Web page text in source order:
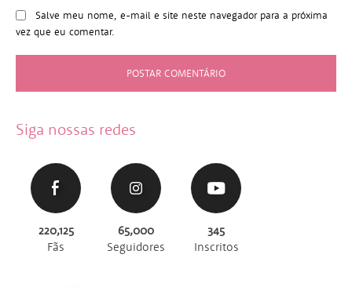
Salve meu nome, e-mail e site neste navegador para a próxima
vez que eu comentar.
Siga nossas redes
220,125
Fãs
65,000
Seguidores
345
Inscritos